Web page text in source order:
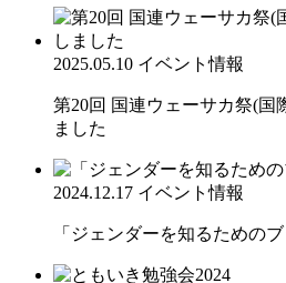
2025.05.10 イベント情報
第20回 国連ウェーサカ祭(国
ました
2024.12.17 イベント情報
「ジェンダーを知るための